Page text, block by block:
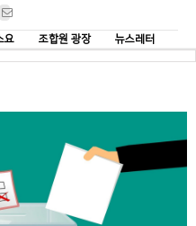
요 조합원 광장 뉴스레터